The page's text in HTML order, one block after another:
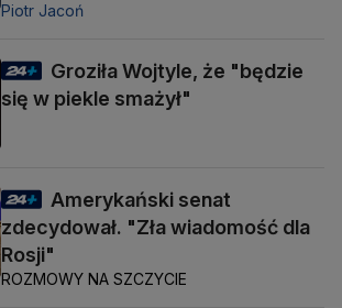
Piotr Jacoń
Groziła Wojtyle, że "będzie
się w piekle smażył"
Amerykański senat
zdecydował. "Zła wiadomość dla
Rosji"
ROZMOWY NA SZCZYCIE